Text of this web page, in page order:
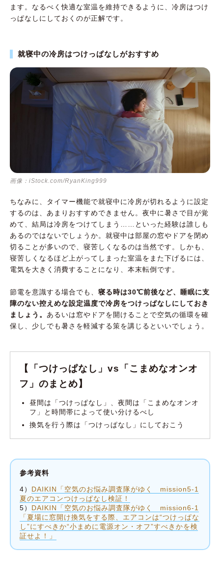
ます。なるべく快適な室温を維持できるように、冷房はつけ
っぱなしにしておくのが正解です。
就寝中の冷房はつけっぱなしがおすすめ
画像：iStock.com/RyanKing999
ちなみに、タイマー機能で就寝中に冷房が切れるように設定
するのは、あまりおすすめできません。夜中に暑さで目が覚
めて、結局は冷房をつけてしまう……といった経験は誰しも
あるのではないでしょうか。就寝中は部屋の窓やドアを閉め
切ることが多いので、寝苦しくなるのは当然です。しかも、
寝苦しくなるほど上がってしまった室温をまた下げるには、
電気を大きく消費することになり、本末転倒です。
節電を意識する場合でも、 寝る時は30℃前後など、睡眠に支
障のない控えめな設定温度で冷房をつけっぱなしにしておき
ましょう。 あるいは窓やドアを開けることで空気の循環を確
保し、少しでも暑さを軽減する策を講じるといいでしょう。
【「つけっぱなし」vs「こまめなオンオ
フ」のまとめ】
昼間は「つけっぱなし」、夜間は「こまめなオンオ
フ」と時間帯によって使い分けるべし
換気を行う際は「つけっぱなし」にしておこう
参考資料
4） DAIKIN「空気のお悩み調査隊がゆく mission5-1
夏のエアコンつけっぱなし検証！
5） DAIKIN「空気のお悩み調査隊がゆく mission6-1
「夏場に窓開け換気をする際、エアコンは“つけっぱな
し”にすべきか“小まめに電源オン・オフ”すべきかを検
証せよ！」